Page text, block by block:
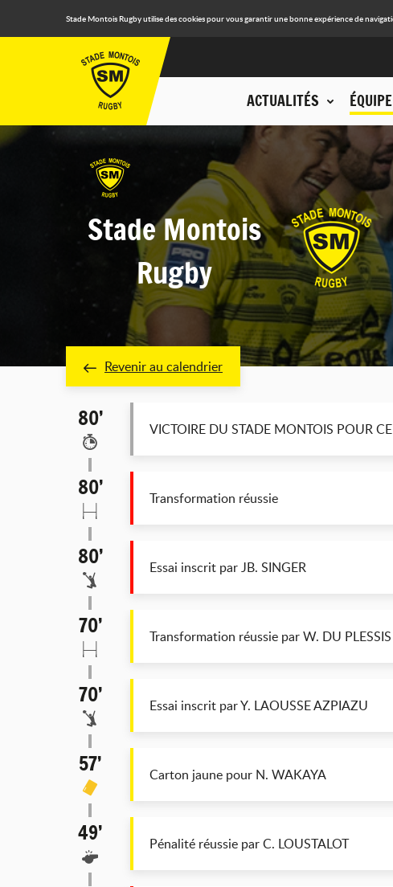
Stade Montois Rugby utilise des cookies pour vous garantir une bonne expérience de
ACTUALITÉS
Stade Montois
Rugby
Revenir au calendrier
80’ VICTOIRE DU STADE MONTOIS POUR
80’ Transformation réussie
80’ Essai inscrit par JB. SINGER
70’ Transformation réussie par W. DU PLESSIS
70’ Essai inscrit par Y. LAOUSSE AZPIAZU
57’ Carton jaune pour N. WAKAYA
49’ Pénalité réussie par C. LOUSTALOT